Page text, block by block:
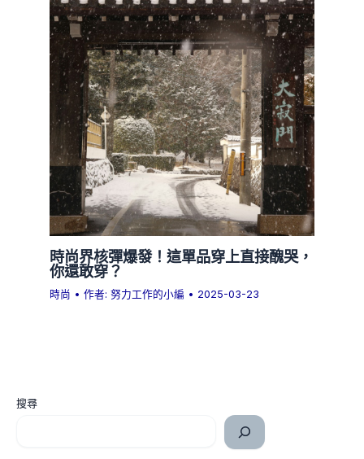
時尚界核彈爆發！這單品穿上直接醜哭，
你還敢穿？
時尚 • 作者:努力工作的小編 • 2025-03-23
搜尋